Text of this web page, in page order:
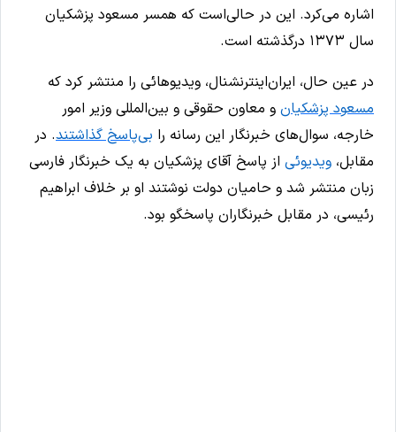
اشاره می‌کرد. این در حالی‌است که همسر مسعود پزشکیان
سال ۱۳۷۳ درگذشته است.
در عین حال، ایران‌اینترنشنال، ویدیوهائی را منتشر کرد که
مسعود پزشکیانو معاون حقوقی و بین‌المللی وزیر امور
خارجه، سوال‌های خبرنگار این رسانه را بی‌پاسخ گذاشتند. در
مقابل، ویدیوئیاز پاسخ آقای پزشکیان به یک خبرنگار فارسی
زبان منتشر شد و حامیان دولت نوشتند او بر خلاف ابراهیم
رئیسی، در مقابل خبرنگاران پاسخگو بود.